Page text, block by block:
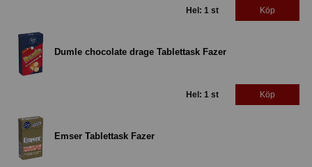
Hel: 1 st Köp
Dumle chocolate drage Tablettask Fazer
Hel: 1 st Köp
Emser Tablettask Fazer